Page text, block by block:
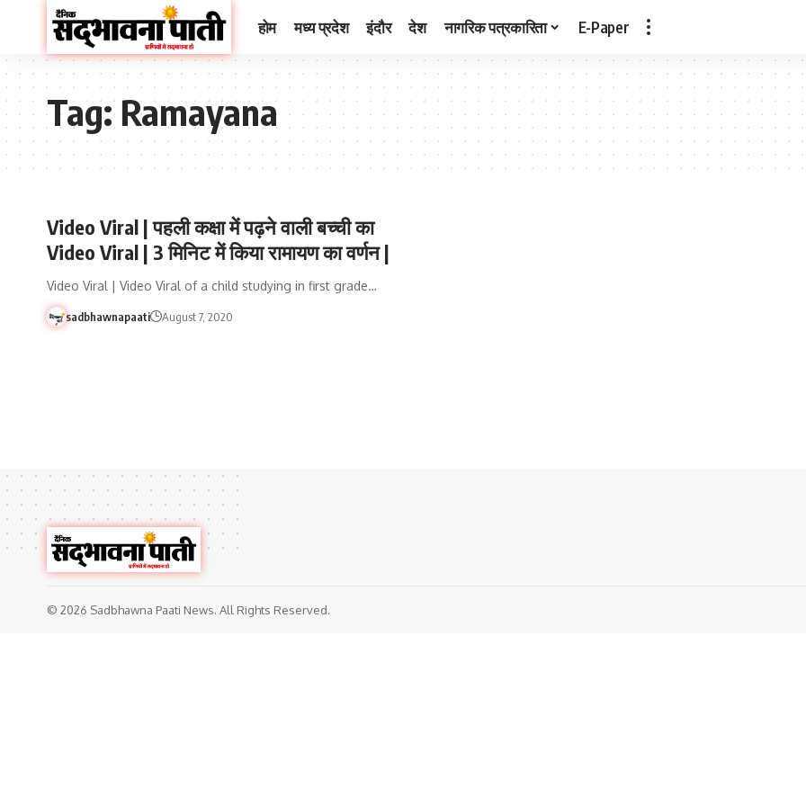
होम मध्य प्रदेश इंदौर देश नागरिक पत्रकारिता E-Paper
Tag:Ramayana
Video Viral | पहली कक्षा में पढ़ने वाली बच्ची का
Video Viral | 3 मिनिट में किया रामायण का वर्णन |
Video Viral | Video Viral of a child studying in first grade…
sadbhawnapaati August 7, 2020
© 2026 Sadbhawna Paati News. All Rights Reserved.